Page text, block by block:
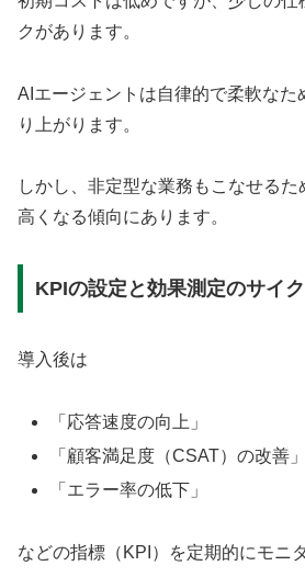
クがあります。
AIエージェントは自律的で柔軟なた
り上がります。
しかし、非定型な業務もこなせる
高くなる傾向にあります。
KPIの設定と効果測定のサイ
導入後は
「応答速度の向上」
「顧客満足度（CSAT）の改善」
「エラー率の低下」
などの指標（KPI）を定期的にモニ